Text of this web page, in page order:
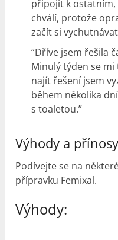
připojit k
chválí, protože
začít si
“Dříve jsem řešila
Minulý týden se
najít řešení jsem
během několika
s toaletou.”
Výhody a přínosy
Podívejte se na
přípravku Femixal.
Výhody: